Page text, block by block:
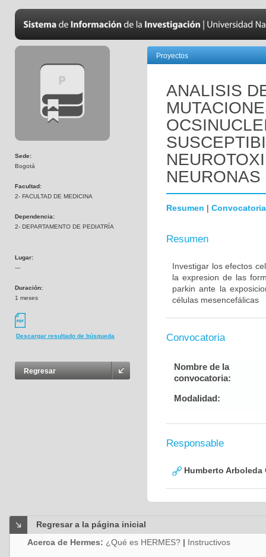
Sede:
Bogotá
Facultad:
2- FACULTAD DE MEDICINA
Dependencia:
2- DEPARTAMENTO DE PEDIATRÍA
Lugar:
---
Duración:
1 meses
Descargar resultado de búsqueda
Regresar
Proyectos
ANALISIS
Resumen | Convocatoria
Resumen
Investigar los efectos
la expresion de las
parkin ante la
células mesencefálicas
Convocatoria
Nombre de la
convocatoria:
Modalidad:
Responsable
Humberto Arboleda
Regresar a la página inicial
Acerca de Hermes: ¿Qué es HERMES? | Instructivos